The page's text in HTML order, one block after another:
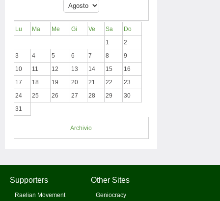
Lu Ma Me Gi Ve Sa
Do
1
2
3
4 5 6 7 8
9
10
11 12 13 14 15
16
17
18 19 20 21 22
23
24
25 26 27 28 29
30
31
Archivio
Supporters
Raelian Movement
Other Sites
Geniocracy